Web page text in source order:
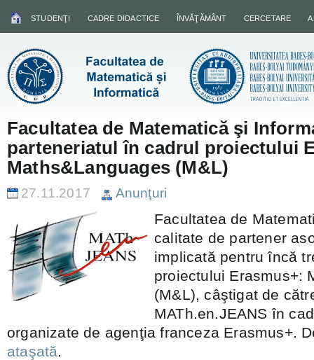
STUDENŢI CADRE DIDACTICE ÎNVĂŢĂMÂNT CERCETARE
Facultatea de Matematică şi
parteneriatul în cadrul proiectului
Maths&Languages (M&L)
27.11.2017 Anunţuri
Facultatea de
calitate de partener
implicată pentru încă
proiectului Erasmus+:
(M&L), câştigat de
MATh.en.JEANS în
organizate de agenţia franceza Erasmus+.
ataşată.